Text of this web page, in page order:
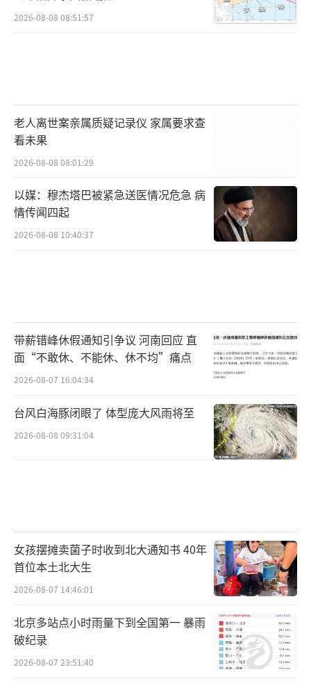
2026-08-08 08:51:57
老人离世案亲属质疑记录仪 家属要求查
看未果
2026-08-08 08:01:29
以媒：穆杰塔巴被紧急送医情况危急 病
情传闻四起
2026-08-08 10:40:37
带薪错峰休假通知引争议 河南回应 直
面“不敢休、不能休、休不均”痛点
2026-08-07 16:04:34
台风白海豚闭眼了 体型庞大风雨将至
2026-08-08 09:31:04
女孩摆摊卖菌子时收到北大通知书 40年
首位本土北大生
2026-08-07 14:46:01
北京多站点小时雨量下到全国第一 暴雨
破纪录
2026-08-07 23:51:40